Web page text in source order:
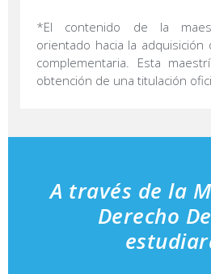
*El contenido de la
orientado hacia la
complementaria. Esta
obtención de una titulación
A través de la
Derecho